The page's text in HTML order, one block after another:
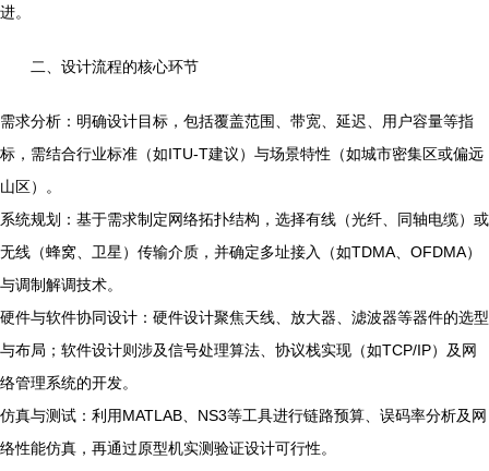
进。
二、设计流程的核心环节
需求分析：明确设计目标，包括覆盖范围、带宽、延迟、用户容量等指
标，需结合行业标准（如ITU-T建议）与场景特性（如城市密集区或偏远
山区）。
系统规划：基于需求制定网络拓扑结构，选择有线（光纤、同轴电缆）或
无线（蜂窝、卫星）传输介质，并确定多址接入（如TDMA、OFDMA）
与调制解调技术。
硬件与软件协同设计：硬件设计聚焦天线、放大器、滤波器等器件的选型
与布局；软件设计则涉及信号处理算法、协议栈实现（如TCP/IP）及网
络管理系统的开发。
仿真与测试：利用MATLAB、NS3等工具进行链路预算、误码率分析及网
络性能仿真，再通过原型机实测验证设计可行性。